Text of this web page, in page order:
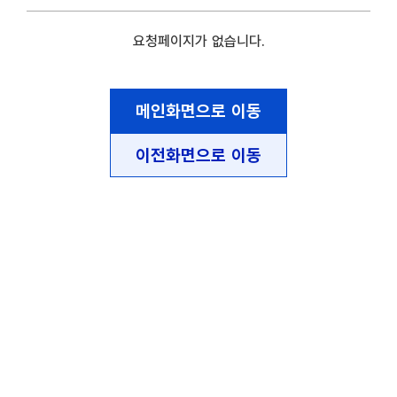
요청페이지가 없습니다.
메인화면으로 이동
이전화면으로 이동